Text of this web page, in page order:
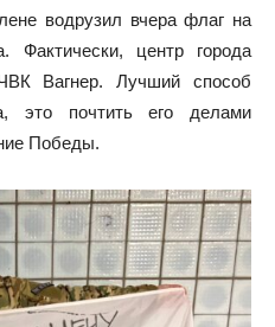
водрузил вчера флаг на
Фактически, центр города
Вагнер. Лучший способ
это почтить его делами
Победы.